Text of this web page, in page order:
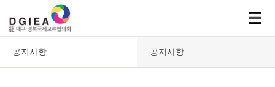
공지사항 공지사항